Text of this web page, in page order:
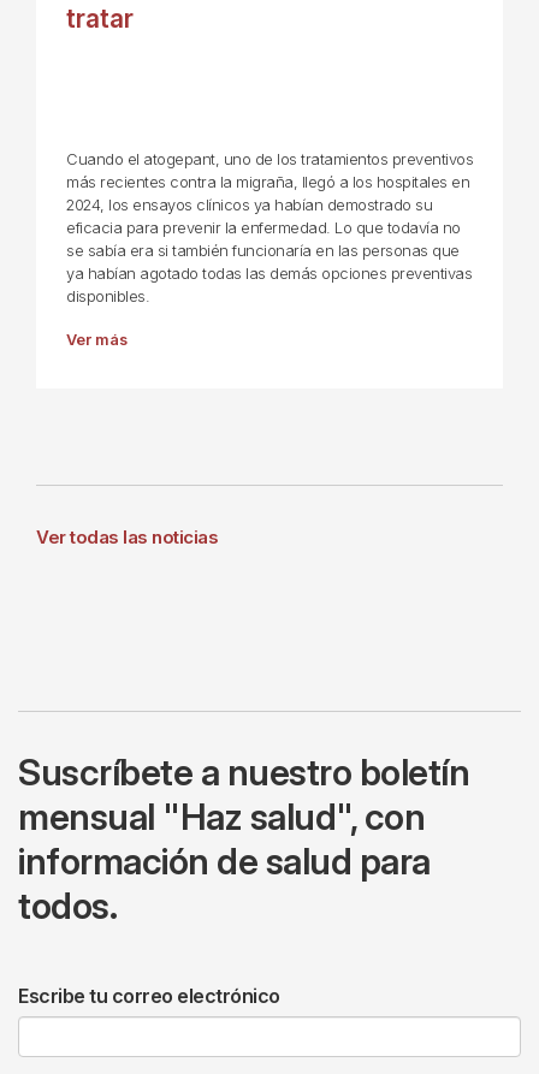
tratar
Cuando el atogepant, uno de los tratamientos preventivos
más recientes contra la migraña, llegó a los hospitales en
2024, los ensayos clínicos ya habían demostrado su
eficacia para prevenir la enfermedad. Lo que todavía no
se sabía era si también funcionaría en las personas que
ya habían agotado todas las demás opciones preventivas
disponibles.
Ver más
Ver todas las noticias
Suscríbete a nuestro boletín
mensual "Haz salud", con
información de salud para
todos.
Escribe tu correo electrónico